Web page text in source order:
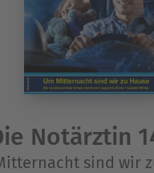
Notärztin
sind wir